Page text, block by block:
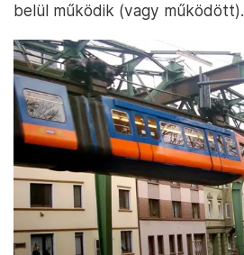
belül működik (vagy működött).